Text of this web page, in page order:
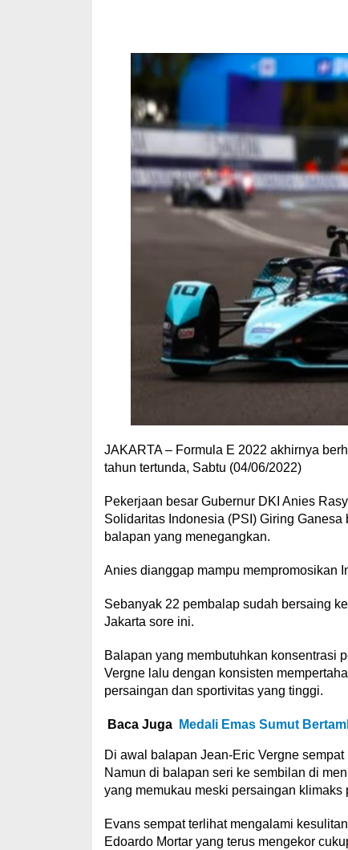
JAKARTA – Formula E 2022 akhirnya
tahun tertunda, Sabtu (04/06/2022)
Pekerjaan besar Gubernur DKI Anies
Solidaritas Indonesia (PSI) Giring
balapan yang menegangkan.
Anies dianggap mampu mempromosikan
Sebanyak 22 pembalap sudah bersaing
Jakarta sore ini.
Balapan yang membutuhkan konsentrasi
Vergne lalu dengan konsisten
persaingan dan sportivitas yang tinggi.
Baca Juga Medali Emas Sumut
Di awal balapan Jean-Eric Vergne
Namun di balapan seri ke sembilan di
yang memukau meski persaingan
Evans sempat terlihat mengalami
Edoardo Mortar yang terus mengekor